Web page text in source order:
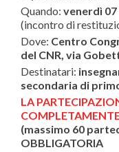
Quando: venerdì 07
(incontro di
Dove: Centro
del CNR, via
Destinatari:
secondaria di
LA
(massimo 60
OBBLIGATORIA